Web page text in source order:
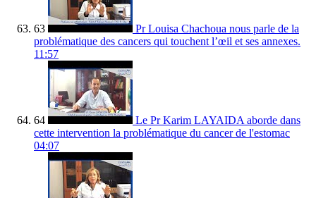
63
Pr Louisa Chachoua nous parle de la
problématique des cancers qui touchent l’œil et ses annexes.
11:57
64
Le Pr Karim LAYAIDA aborde dans
cette intervention la problématique du cancer de l'estomac
04:07